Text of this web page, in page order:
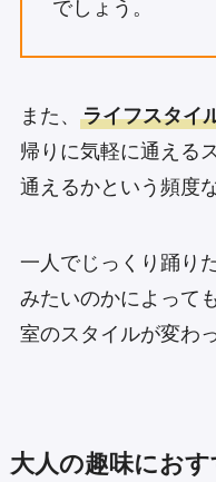
でしょう。
また、 ライフスタイ
帰りに気軽に通える
通えるかという頻度
一人でじっくり踊り
みたいのかによって
室のスタイルが変わ
大人の趣味にお